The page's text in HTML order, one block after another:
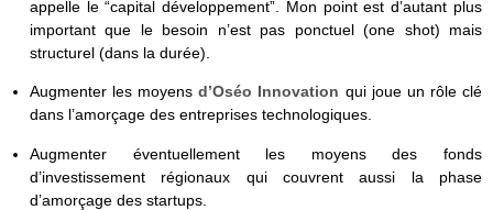
appelle le “capital développement”. Mon point est d’autant plus
important que le besoin n’est pas ponctuel (one shot) mais
structurel (dans la durée).
Augmenter les moyensd’Oséo Innovation qui joue un rôle clé
dans l’amorçage des entreprises technologiques.
Augmenter éventuellement les moyens des fonds
d’investissement régionaux qui couvrent aussi la phase
d’amorçage des startups.